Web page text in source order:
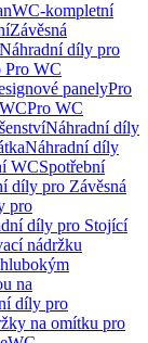
WC-kompletní
Závěsná
Náhradní díly pro
Pro WC
panelyPro
Pro WC
Náhradní díly
Náhradní díly
WCSpotřební
díly pro Závěsná
pro
díly pro Stojící
nádržku
na
díly pro
na omítku pro